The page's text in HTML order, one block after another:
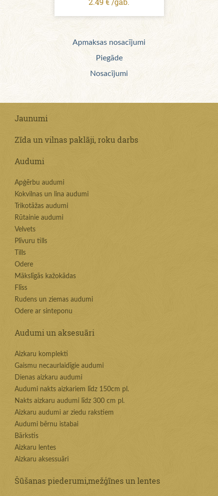
Apmaksas nosacījumi
Piegāde
Nosacījumi
Jaunumi
Zīda un vilnas paklāji, roku darbs
Audumi
Apģērbu audumi
Kokvilnas un lina audumi
Trikotāžas audumi
Rūtainie audumi
Velvets
Plīvuru tills
Tills
Odere
Mākslīgās kažokādas
Flīss
Rudens un ziemas audumi
Odere ar sinteponu
Audumi un aksesuāri
Aizkaru komplekti
Gaismu necaurlaidīgie audumi
Dienas aizkaru audumi
Audumi nakts aizkariem līdz 150cm pl.
Nakts aizkaru audumi līdz 300 cm pl.
Aizkaru audumi ar ziedu rakstiem
Audumi bērnu istabai
Bārkstis
Aizkaru lentes
Aizkaru aksessuāri
Šūšanas piederumi,mežģīnes un lentes